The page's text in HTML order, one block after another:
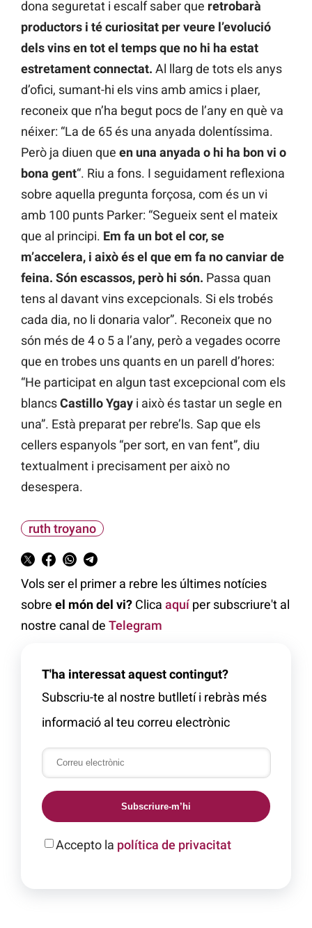
dona seguretat i escalf saber que retrobarà
productors i té curiositat per veure l’evolució
dels vins en tot el temps que no hi ha estat
estretament connectat. Al llarg de tots els anys
d’ofici, sumant-hi els vins amb amics i plaer,
reconeix que n’ha begut pocs de l’any en què va
néixer: “La de 65 és una anyada dolentíssima.
Però ja diuen que en una anyada o hi ha bon vi o
bona gent“. Riu a fons. I seguidament reflexiona
sobre aquella pregunta forçosa, com és un vi
amb 100 punts Parker: “Segueix sent el mateix
que al principi. Em fa un bot el cor, se
m’accelera, i això és el que em fa no canviar de
feina. Són escassos, però hi són. Passa quan
tens al davant vins excepcionals. Si els trobés
cada dia, no li donaria valor”. Reconeix que no
són més de 4 o 5 a l’any, però a vegades ocorre
que en trobes uns quants en un parell d’hores:
“He participat en algun tast excepcional com els
blancsCastillo Ygay i això és tastar un segle en
una”. Està preparat per rebre’ls. Sap que els
cellers espanyols “per sort, en van fent”, diu
textualment i precisament per això no
desespera.
ruth troyano
Vols ser el primer a rebre les últimes notícies
sobre el món del vi? Clica aquíper subscriure't al
nostre canal de Telegram
T'ha interessat aquest contingut?
Subscriu-te al nostre butlletí i rebràs més
informació al teu correu electrònic
Subscriure-m’hi
Accepto la política de privacitat